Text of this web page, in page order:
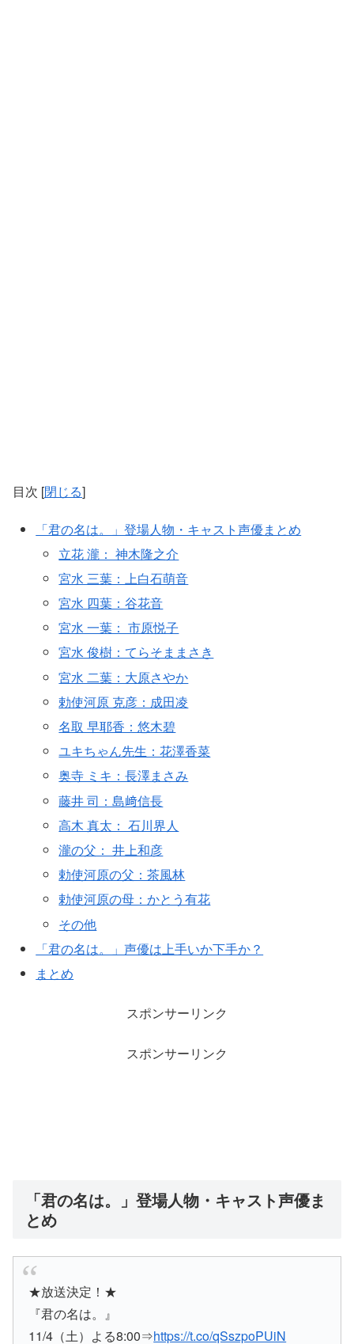
目次 [閉じる]
「君の名は。」登場人物・キャスト声優まとめ
立花 瀧： 神木隆之介
宮水 三葉：上白石萌音
宮水 四葉：谷花音
宮水 一葉： 市原悦子
宮水 俊樹：てらそままさき
宮水 二葉：大原さやか
勅使河原 克彦：成田凌
名取 早耶香：悠木碧
ユキちゃん先生：花澤香菜
奥寺 ミキ：長澤まさみ
藤井 司：島﨑信長
高木 真太： 石川界人
瀧の父： 井上和彦
勅使河原の父：茶風林
勅使河原の母：かとう有花
その他
「君の名は。」声優は上手いか下手か？
まとめ
スポンサーリンク
スポンサーリンク
「君の名は。」登場人物・キャスト声優ま
とめ
★放送決定！★
『君の名は。』
11/4（土）よる8:00⇒https://t.co/qSszpoPUiN